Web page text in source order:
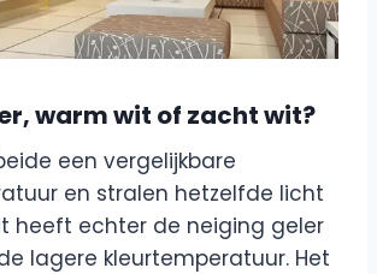
warm wit of zacht wit?
een vergelijkbare
en stralen hetzelfde licht
heeft echter de neiging geler
lagere kleurtemperatuur. Het